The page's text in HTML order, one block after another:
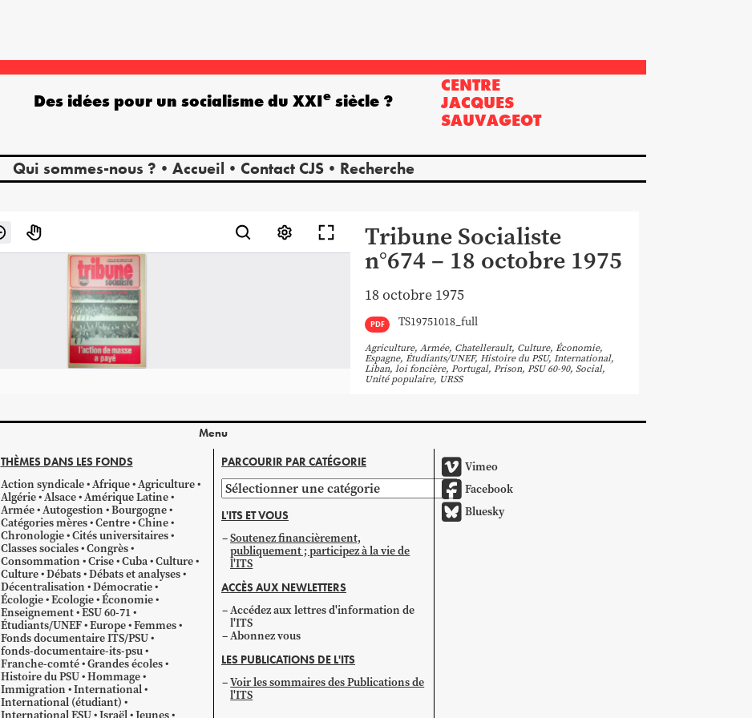
CENTRE
JACQUES
SAUVAGEOT
Qui sommes-nous ? Accueil Contact CJS Recherche
Des idées pour un socialisme du XXIe siècle ?
Tribune Socialiste
n°674 – 18 octobre 1975
18 octobre 1975
PDF TS19751018_full
Agriculture, Armée, Chatellerault, Culture, Économie,
Espagne, Étudiants/UNEF, Histoire du PSU, International,
Liban, loi foncière, Portugal, Prison, PSU 60-90, Social,
Unité populaire, URSS
Menu
THÈMES DANS LES FONDS
Action syndicale Afrique Agriculture
Algérie Alsace Amérique Latine
Armée Autogestion Bourgogne
Catégories mères Centre Chine
Chronologie Cités universitaires
Classes sociales Congrès
Consommation Crise Cuba Culture
Culture Débats Débats et analyses
Décentralisation Démocratie
Écologie Ecologie Économie
Enseignement ESU 60-71
Étudiants/UNEF Europe Femmes
Fonds documentaire ITS/PSU
fonds-documentaire-its-psu
Franche-comté Grandes écoles
Histoire du PSU Hommage
Immigration International
International (étudiant)
PARCOURIR PAR CATÉGORIE
Parcourir
par
catégorie
L'ITS ET VOUS
Soutenez financièrement,
publiquement ; participez à la vie de
l'ITS
ACCÈS AUX NEWLETTERS
Accédez aux lettres d'information de
l'ITS
Abonnez vous
LES PUBLICATIONS DE L'ITS
Voir les sommaires des Publications de
l'ITS
Vimeo
Facebook
Bluesky